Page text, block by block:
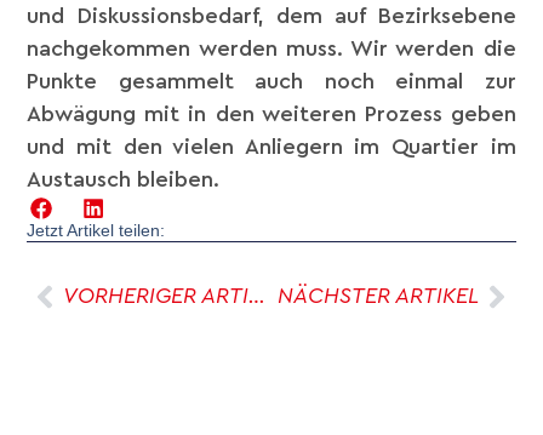
und Diskussionsbedarf, dem auf Bezirksebene
nachgekommen werden muss. Wir werden die
Punkte gesammelt auch noch einmal zur
Abwägung mit in den weiteren Prozess geben
und mit den vielen Anliegern im Quartier im
Austausch bleiben.
Jetzt Artikel teilen:
VORHERIGER ARTIKEL NÄCHSTER ARTIKEL